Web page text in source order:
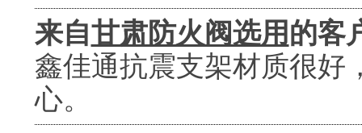
来自甘肃防火阀选用 的客
鑫佳通抗震支架材质很好
心。